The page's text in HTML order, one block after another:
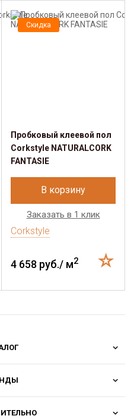
Скидка
Пробковый клеевой пол
Corkstyle NATURALCORK
FANTASIE
В корзину
Заказать в 1 клик
Corkstyle
4 658 руб./ м2